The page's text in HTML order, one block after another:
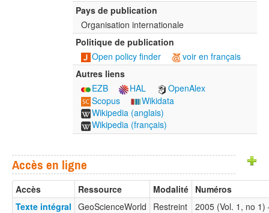
Pays de publication
Organisation internationale
Politique de publication
Open policy finder
voir en français
Autres liens
EZB
HAL
OpenAlex
Scopus
Wikidata
Wikipedia (anglais)
Wikipedia (français)
Accès en ligne
Accès Ressource Modalité Numéros
Texte intégral GeoScienceWorld Restreint 2005 (Vol. 1, no